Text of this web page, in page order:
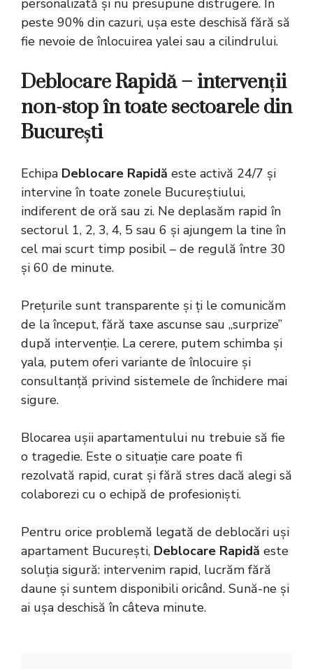
peste 90% din cazuri, ușa este deschisă fără să
fie nevoie de înlocuirea yalei sau a cilindrului.
Deblocare Rapidă – intervenții
non-stop în toate sectoarele din
București
Echipa Deblocare Rapidă este activă 24/7 și
intervine în toate zonele Bucureștiului,
indiferent de oră sau zi. Ne deplasăm rapid în
sectorul 1, 2, 3, 4, 5 sau 6 și ajungem la tine în
cel mai scurt timp posibil – de regulă între 30
și 60 de minute.
Prețurile sunt transparente și ți le comunicăm
de la început, fără taxe ascunse sau „surprize”
după intervenție. La cerere, putem schimba și
yala, putem oferi variante de înlocuire și
consultanță privind sistemele de închidere mai
sigure.
Blocarea ușii apartamentului nu trebuie să fie
o tragedie. Este o situație care poate fi
rezolvată rapid, curat și fără stres dacă alegi să
colaborezi cu o echipă de profesioniști.
Pentru orice problemă legată de deblocări uși
apartament București, Deblocare Rapidă este
soluția sigură: intervenim rapid, lucrăm fără
daune și suntem disponibili oricând. Sună-ne și
ai ușa deschisă în câteva minute.